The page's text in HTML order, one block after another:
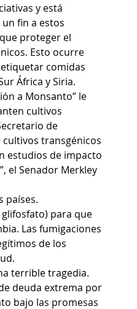
y está
fin a estos
proteger el
Esto ocurre
comidas
África y Siria.
a Monsanto” le
cultivos
de
transgénicos
estudios de impacto
el Senador Merkley
países.
para que
Las fumigaciones
de los
terrible tragedia.
deuda extrema por
bajo las promesas